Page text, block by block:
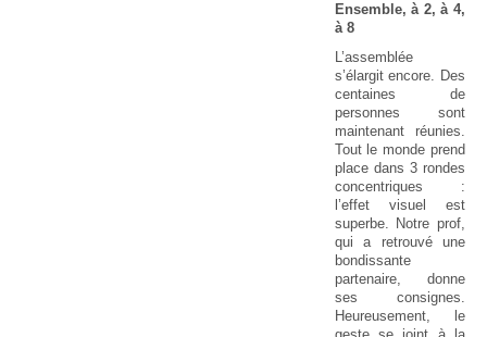
Ensemble, à 2, à 4,
à 8
L’assemblée
s’élargit encore. Des
centaines de
personnes sont
maintenant réunies.
Tout le monde prend
place dans 3 rondes
concentriques :
l’effet visuel est
superbe. Notre prof,
qui a retrouvé une
bondissante
partenaire, donne
ses consignes.
Heureusement, le